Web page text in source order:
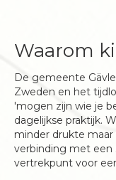
Waarom
De gemeente
Zweden en het
'mogen zijn wie je
dagelijkse praktijk.
minder drukte
verbinding met een
vertrekpunt voor